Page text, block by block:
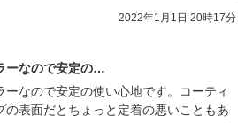
2022年1月1日 20時17分
ーなので安定の…
なので安定の使い心地です。コーティ
の表面だとちょっと定着の悪いこともあ